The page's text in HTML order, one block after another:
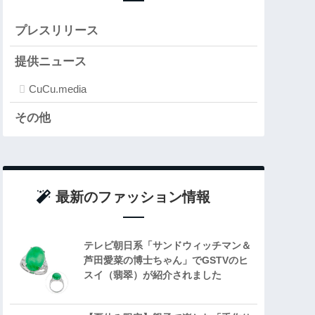
プレスリリース
提供ニュース
CuCu.media
その他
最新のファッション情報
テレビ朝日系「サンドウィッチマン＆
芦田愛菜の博士ちゃん」でGSTVのヒ
スイ（翡翠）が紹介されました